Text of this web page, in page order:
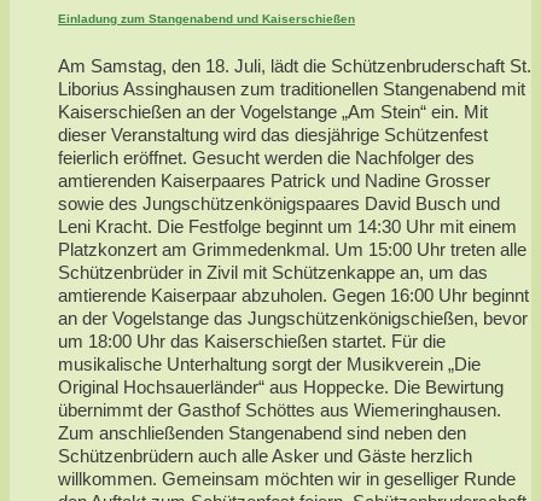
Einladung zum Stangenabend und Kaiserschießen
Am Samstag, den 18. Juli, lädt die Schützenbruderschaft St.
Liborius Assinghausen zum traditionellen Stangenabend mit
Kaiserschießen an der Vogelstange „Am Stein“ ein. Mit
dieser Veranstaltung wird das diesjährige Schützenfest
feierlich eröffnet. Gesucht werden die Nachfolger des
amtierenden Kaiserpaares Patrick und Nadine Grosser
sowie des Jungschützenkönigspaares David Busch und
Leni Kracht. Die Festfolge beginnt um 14:30 Uhr mit einem
Platzkonzert am Grimmedenkmal. Um 15:00 Uhr treten alle
Schützenbrüder in Zivil mit Schützenkappe an, um das
amtierende Kaiserpaar abzuholen. Gegen 16:00 Uhr beginnt
an der Vogelstange das Jungschützenkönigschießen, bevor
um 18:00 Uhr das Kaiserschießen startet. Für die
musikalische Unterhaltung sorgt der Musikverein „Die
Original Hochsauerländer“ aus Hoppecke. Die Bewirtung
übernimmt der Gasthof Schöttes aus Wiemeringhausen.
Zum anschließenden Stangenabend sind neben den
Schützenbrüdern auch alle Asker und Gäste herzlich
willkommen. Gemeinsam möchten wir in geselliger Runde